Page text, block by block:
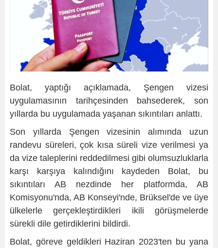
Bolat, yaptığı açıklamada, Şengen vizesi
uygulamasının tarihçesinden bahsederek, son
yıllarda bu uygulamada yaşanan sıkıntıları anlattı.
Son yıllarda Şengen vizesinin alımında uzun
randevu süreleri, çok kısa süreli vize verilmesi ya
da vize taleplerini reddedilmesi gibi olumsuzluklarla
karşı karşıya kalındığını kaydeden Bolat, bu
sıkıntıları AB nezdinde her platformda, AB
Komisyonu'nda, AB Konseyi'nde, Brüksel'de ve üye
ülkelerle gerçekleştirdikleri ikili görüşmelerde
sürekli dile getirdiklerini bildirdi.
Bolat, göreve geldikleri Haziran 2023'ten bu yana